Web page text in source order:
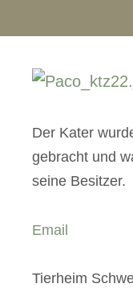
Der Kater
gebracht und
seine Besitzer.
Email
Tierheim